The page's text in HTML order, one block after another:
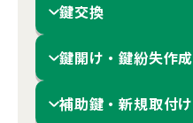
鍵交換
鍵開け・鍵紛失作成
補助鍵・新規取付け